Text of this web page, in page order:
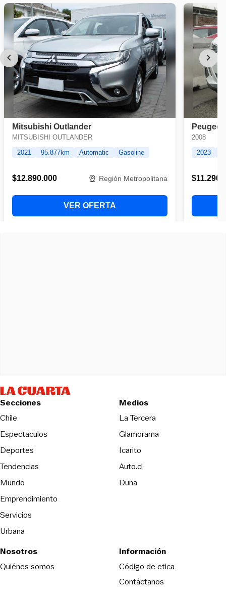
Secciones
Chile
Espectaculos
Deportes
Tendencias
Mundo
Emprendimiento
Servicios
Urbana
Medios
La TerceraOpens in new
Glamorama
Icarito
Auto.cl
DunaOpens in new window
Nosotros
Quiénes somos
Información
Código de eticaOpens in new
Contáctanos